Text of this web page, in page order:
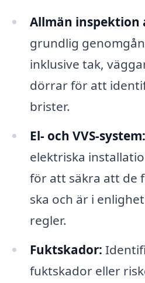
Allmän inspektion
grundlig
inklusive tak,
dörrar för att
brister.
El- och VVS-system:
elektriska
för att säkra att de
ska och är i
regler.
Fuktskador:
fuktskador eller